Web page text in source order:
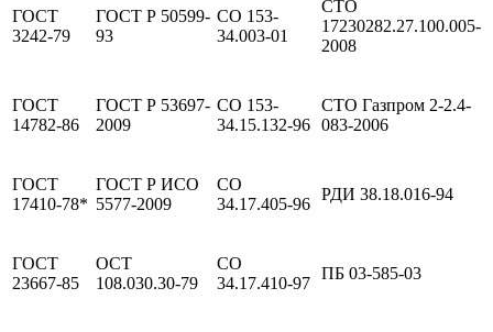
ГОСТ
3242-79
ГОСТ Р 50599-
93
СО 153-
34.003-01
СТО
17230282.27.100.005-
2008
ГОСТ
14782-86
ГОСТ Р 53697-
2009
СО 153-
34.15.132-96
СТО Газпром 2-2.4-
083-2006
ГОСТ
17410-78*
ГОСТ Р ИСО
5577-2009
СО
34.17.405-96
РДИ 38.18.016-94
ГОСТ
23667-85
ОСТ
108.030.30-79
СО
34.17.410-97
ПБ 03-585-03